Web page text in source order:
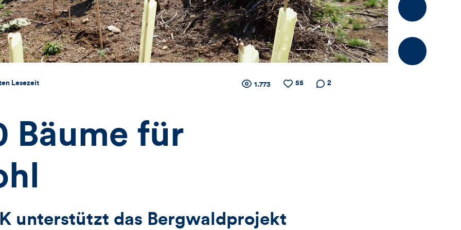
Lesezeit
Zähler
und
Anzahl
1.773
Anzahl
55
Anzahl der
2
Bäume für
unterstützt das Bergwaldprojekt